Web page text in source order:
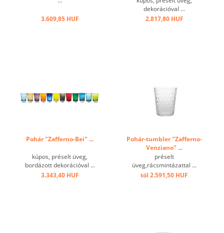
3.609,85 HUF
dekorációval ...
2.817,80 HUF
Pohár "Zafferno-Bei" ...
kúpos, préselt üveg,
bordázott dekorációval ...
3.343,40 HUF
Pohár-tumbler "Zafferno-
Venziano" ...
préselt
üveg,rácsmintázattal ...
tól 2.591,50 HUF